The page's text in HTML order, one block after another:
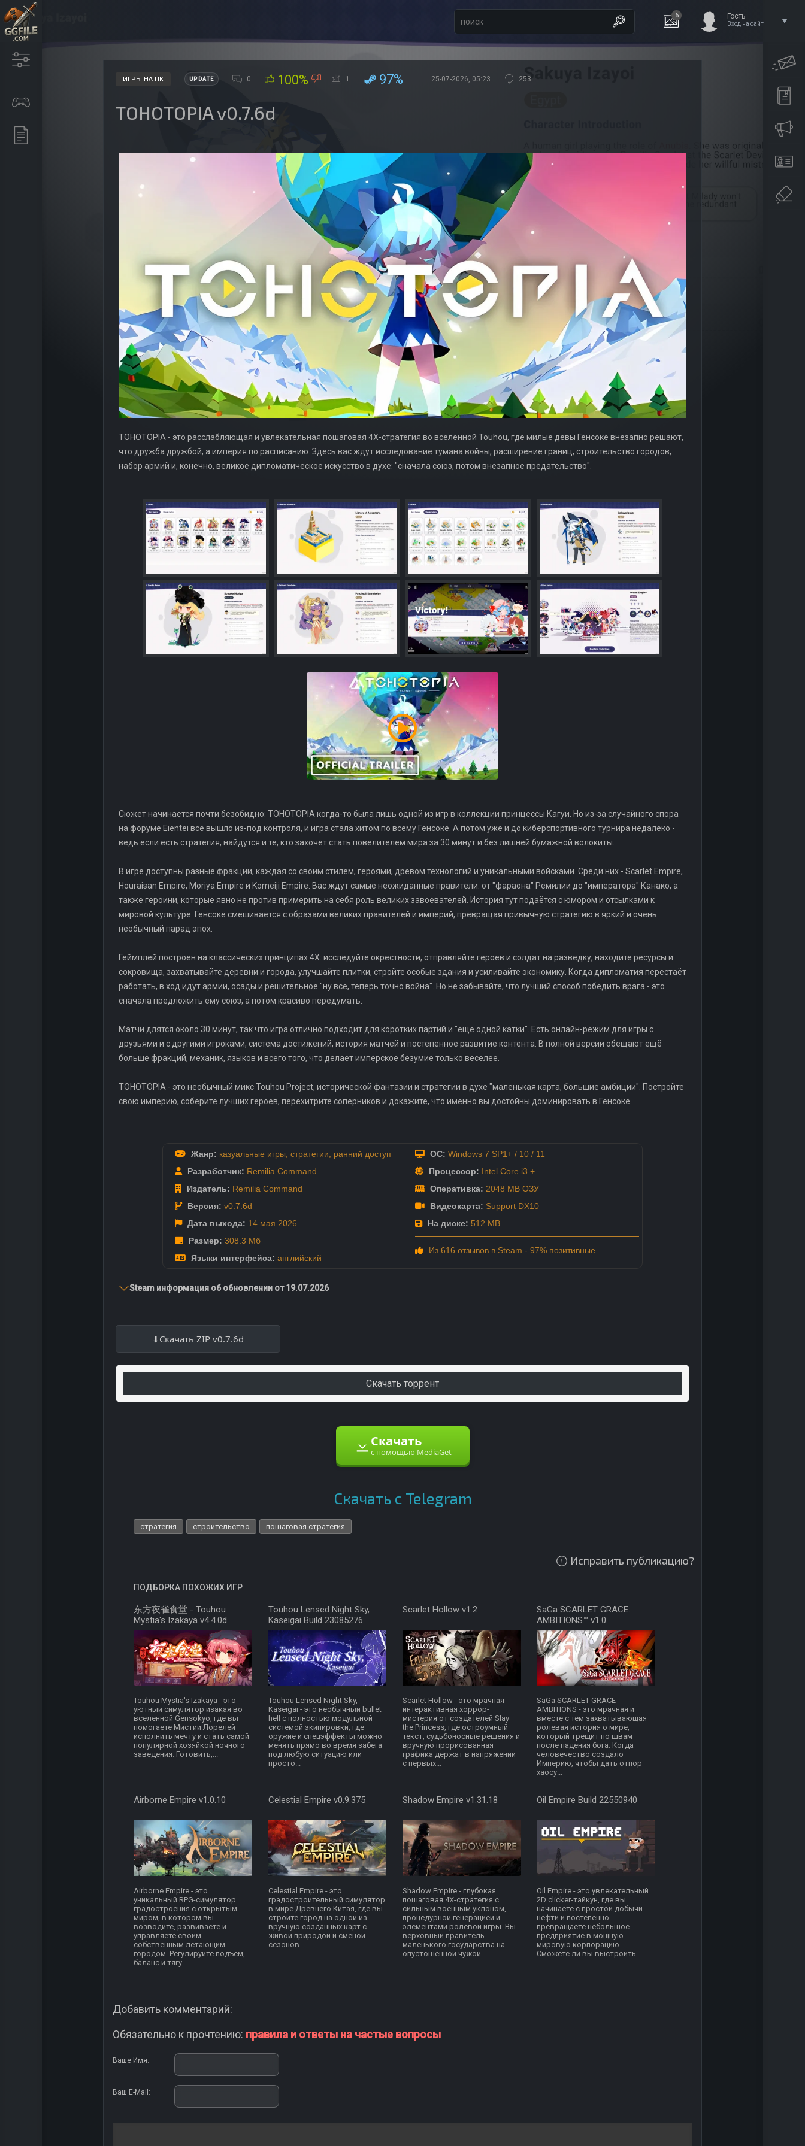
6 Гость
Вход на сайт
ИГРЫ НА ПК UPDATE 0 100% 1 97% 25-07-2026, 05:23 253
TOHOTOPIA v0.7.6d
TOHOTOPIA - это расслабляющая и увлекательная пошаговая 4X-стратегия во вселенной Touhou, где милые девы Генсокё внезапно решают,
что дружба дружбой, а империя по расписанию. Здесь вас ждут исследование тумана войны, расширение границ, строительство городов,
набор армий и, конечно, великое дипломатическое искусство в духе: "сначала союз, потом внезапное предательство".
Сюжет начинается почти безобидно: TOHOTOPIA когда-то была лишь одной из игр в коллекции принцессы Кагуи. Но из-за случайного спора
на форуме Eientei всё вышло из-под контроля, и игра стала хитом по всему Генсокё. А потом уже и до киберспортивного турнира недалеко -
ведь если есть стратегия, найдутся и те, кто захочет стать повелителем мира за 30 минут и без лишней бумажной волокиты.
В игре доступны разные фракции, каждая со своим стилем, героями, древом технологий и уникальными войсками. Среди них - Scarlet Empire,
Houraisan Empire, Moriya Empire и Komeiji Empire. Вас ждут самые неожиданные правители: от "фараона" Ремилии до "императора" Канако, а
также героини, которые явно не против примерить на себя роль великих завоевателей. История тут подаётся с юмором и отсылками к
мировой культуре: Генсокё смешивается с образами великих правителей и империй, превращая привычную стратегию в яркий и очень
необычный парад эпох.
Геймплей построен на классических принципах 4X: исследуйте окрестности, отправляйте героев и солдат на разведку, находите ресурсы и
сокровища, захватывайте деревни и города, улучшайте плитки, стройте особые здания и усиливайте экономику. Когда дипломатия перестаёт
работать, в ход идут армии, осады и решительное "ну всё, теперь точно война". Но не забывайте, что лучший способ победить врага - это
сначала предложить ему союз, а потом красиво передумать.
Матчи длятся около 30 минут, так что игра отлично подходит для коротких партий и "ещё одной катки". Есть онлайн-режим для игры с
друзьями и с другими игроками, система достижений, история матчей и постепенное развитие контента. В полной версии обещают ещё
больше фракций, механик, языков и всего того, что делает имперское безумие только веселее.
TOHOTOPIA - это необычный микс Touhou Project, исторической фантазии и стратегии в духе "маленькая карта, большие амбиции". Постройте
свою империю, соберите лучших героев, перехитрите соперников и докажите, что именно вы достойны доминировать в Генсокё.
Жанр: казуальные игры, стратегии, ранний доступ
Разработчик: Remilia Command
Издатель: Remilia Command
Версия: v0.7.6d
Дата выхода: 14 мая 2026
Размер: 308.3 Мб
Языки интерфейса: английский
ОС: Windows 7 SP1+ / 10 / 11
Процессор: Intel Core i3 +
Оперативка: 2048 MB ОЗУ
Видеокарта: Support DX10
На диске: 512 MB
Из 616 отзывов в Steam - 97% позитивные
Steam информация об обновлении от 19.07.2026
Скачать ZIP v0.7.6d
Скачать торрент
Скачать
с помощью MediaGet
Скачать с Telegram
стратегия строительство пошаговая стратегия
Исправить публикацию?
ПОДБОРКА ПОХОЖИХ ИГР
东方夜雀食堂 - Touhou
Mystia's Izakaya v4.4.0d
Touhou Mystia's Izakaya - это
уютный симулятор изакая во
вселенной Gensokyo, где вы
помогаете Мистии Лорелей
исполнить мечту и стать самой
популярной хозяйкой ночного
заведения. Готовить,...
Touhou Lensed Night Sky,
Kaseigai Build 23085276
Touhou Lensed Night Sky,
Kaseigai - это необычный bullet
hell с полностью модульной
системой экипировки, где
оружие и спецэффекты можно
менять прямо во время забега
под любую ситуацию или
просто...
Scarlet Hollow v1.2
Scarlet Hollow - это мрачная
интерактивная хоррор-
мистерия от создателей Slay
the Princess, где остроумный
текст, судьбоносные решения и
вручную прорисованная
графика держат в напряжении
с первых...
SaGa SCARLET GRACE:
AMBITIONS™ v1.0
SaGa SCARLET GRACE
AMBITIONS - это мрачная и
вместе с тем захватывающая
ролевая история о мире,
который трещит по швам
после падения бога. Когда
человечество создало
Империю, чтобы дать отпор
хаосу...
Airborne Empire v1.0.10
Airborne Empire - это
уникальный RPG-симулятор
градостроения с открытым
миром, в котором вы
возводите, развиваете и
управляете своим
собственным летающим
городом. Регулируйте подъем,
баланс и тягу...
Celestial Empire v0.9.375
Celestial Empire - это
градостроительный симулятор
в мире Древнего Китая, где вы
строите город на одной из
вручную созданных карт с
живой природой и сменой
сезонов....
Shadow Empire v1.31.18
Shadow Empire - глубокая
пошаговая 4X-стратегия с
сильным военным уклоном,
процедурной генерацией и
элементами ролевой игры. Вы -
верховный правитель
маленького государства на
опустошённой чужой...
Oil Empire Build 22550940
Oil Empire - это увлекательный
2D clicker-тайкун, где вы
начинаете с простой добычи
нефти и постепенно
превращаете небольшое
предприятие в мощную
мировую корпорацию.
Сможете ли вы выстроить...
Добавить комментарий:
Обязательно к прочтению: правила и ответы на частые вопросы
Ваше Имя:
Ваш E-Mail: